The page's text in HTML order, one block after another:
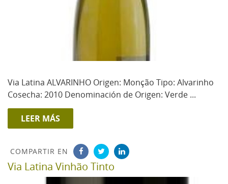
Via Latina ALVARINHO Origen: Monção Tipo: Alvarinho
Cosecha: 2010 Denominación de Origen: Verde ...
LEER MÁS
COMPARTIR EN
Via Latina Vinhão Tinto